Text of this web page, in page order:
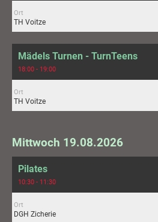
Ort
TH Voitze
Mädels Turnen - TurnTeens
18:00 - 19:00
Ort
TH Voitze
Mittwoch 19.08.2026
Pilates
10:30 - 11:30
Ort
DGH Zicherie